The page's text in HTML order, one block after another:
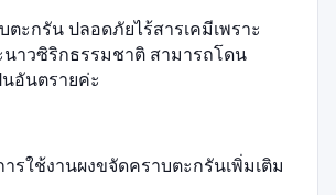
ตะกรัน ปลอดภัยไร้สารเคมีเพราะ
าวซิริกธรรมชาติ สามารถโดน
อันตรายค่ะ
รใช้งานผงขจัดคราบตะกรันเพิ่มเติม